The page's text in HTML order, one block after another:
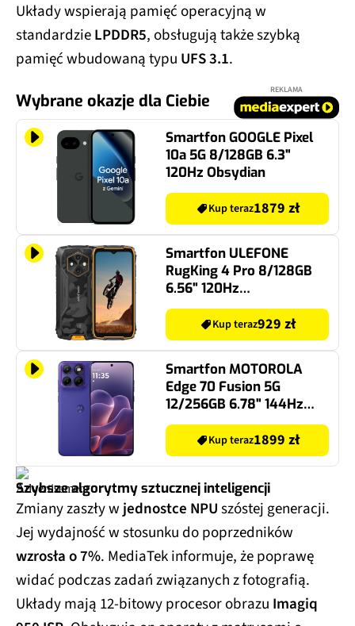
Układy wspierają pamięć operacyjną w
standardzieLPDDR5, obsługują także szybką
pamięć wbudowaną typu UFS 3.1.
Wybrane okazje dla Ciebie
REKLAMA
Smartfon GOOGLE Pixel
10a 5G 8/128GB 6.3"
120Hz Obsydian
Kup teraz1879 zł
Smartfon ULEFONE
RugKing 4 Pro 8/128GB
6.56" 120Hz
Pomarańczowy
Kup teraz929 zł
Smartfon MOTOROLA
Edge 70 Fusion 5G
12/256GB 6.78" 144Hz
Niebieski
Kup teraz1899 zł
Szybsze algorytmy sztucznej inteligencji
Zmiany zaszły w jednostce NPUszóstej generacji.
Jej wydajność w stosunku do poprzedników
wzrosła o 7%. MediaTek informuje, że poprawę
widać podczas zadań związanych z fotografią.
Układy mają 12-bitowy procesor obrazu Imagiq